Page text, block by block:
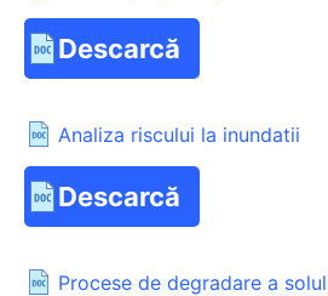
Descarcă
Analiza riscului la inundatii
Descarcă
Procese de degradare a